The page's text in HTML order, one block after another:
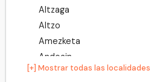
Altzaga
Altzo
Amezketa
Andoain
Anoeta
[+] Mostrar todas las localidades